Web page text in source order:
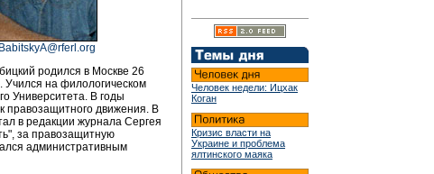
BabitskyA@rferl.org
родился в Москве 26
Учился на филологическом
Университета. В годы
правозащитного движения. В
в редакции журнала Сергея
за правозащитную
административным
Человек недели: Ицхак
Коган
Кризис власти на
Украине и проблема
ялтинского маяка